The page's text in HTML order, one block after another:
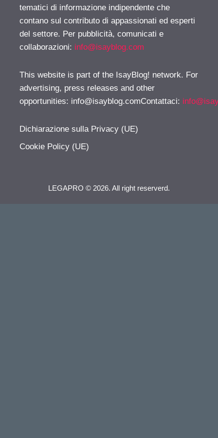
tematici di informazione indipendente che
contano sul contributo di appassionati ed esperti
del settore. Per pubblicità, comunicati e
collaborazioni: info@isayblog.com
This website is part of the IsayBlog! network. For
advertising, press releases and other
opportunities: info@isayblog.comContattaci:
Dichiarazione sulla Privacy (UE)
Cookie Policy (UE)
LEGAPRO © 2026. All right reserverd.